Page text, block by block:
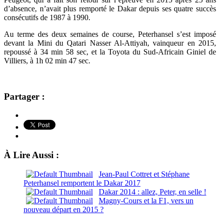
d’absence, n’avait plus remporté le Dakar depuis ses quatre succès
consécutifs de 1987 à 1990.
Au terme des deux semaines de course, Peterhansel s’est imposé
devant la Mini du Qatari Nasser Al-Attiyah, vainqueur en 2015,
repoussé à 34 min 58 sec, et la Toyota du Sud-Africain Giniel de
Villiers, à 1h 02 min 47 sec.
Partager :
À Lire Aussi :
Jean-Paul Cottret et Stéphane
Peterhansel remportent le Dakar 2017
Dakar 2014 : allez, Peter, en selle !
Magny-Cours et la F1, vers un
nouveau départ en 2015 ?